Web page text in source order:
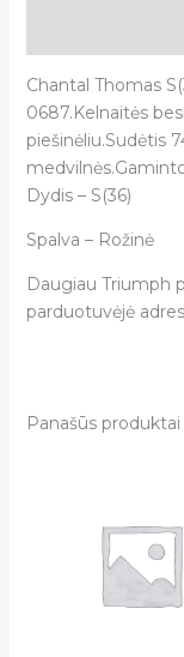
Chantal Thomas
0687.Kelnaitės
piešinėliu.Sudėtis
Dydis – S(36)
Spalva – Rožinė
Daugiau Triumph
parduotuvėjė
Panašūs produktai